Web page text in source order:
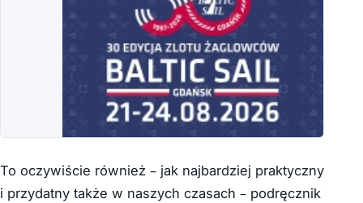
To oczywiście również – jak najbardziej praktyczny
i przydatny także w naszych czasach – podręcznik